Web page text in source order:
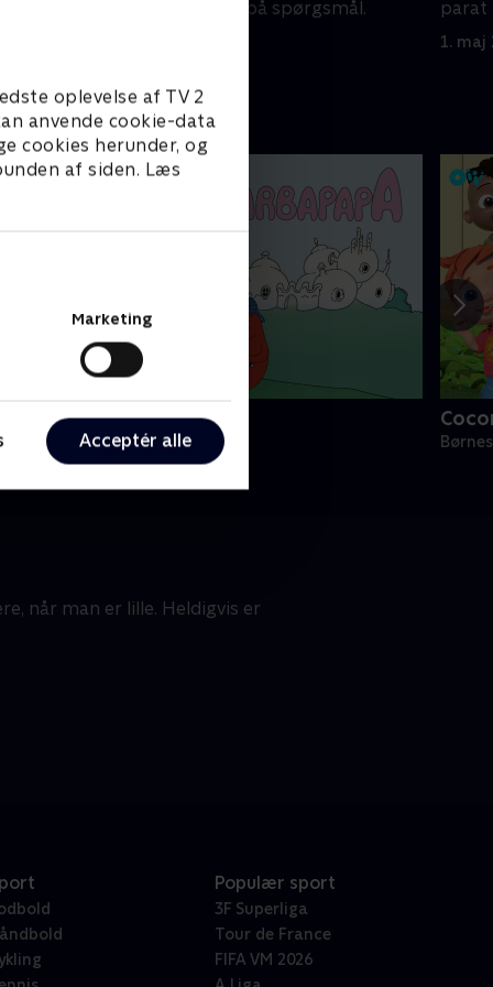
oplevelse af TV 2
anvende cookie-data
cookies herunder, og
af siden. Læs
Marketing
Acceptér alle
parat til at svare på spørgsmål.
parat
1. maj
Barbapapa
• 1 sæsoner
når man er lille. Heldigvis er
Populær sport
3F Superliga
Tour de France
FIFA VM 2026